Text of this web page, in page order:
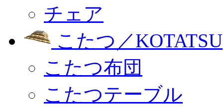
チェア
こたつ／KOTATSU
こたつ布団
こたつテーブル